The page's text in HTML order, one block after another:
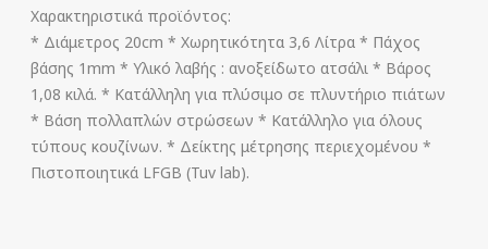
Χαρακτηριστικά προϊόντος:
* Διάμετρος 20cm * Χωρητικότητα 3,6 Λίτρα * Πάχος
βάσης 1mm * Υλικό λαβής : ανοξείδωτο ατσάλι * Βάρος
1,08 κιλά. * Κατάλληλη για πλύσιμο σε πλυντήριο πιάτων
* Βάση πολλαπλών στρώσεων * Κατάλληλο για όλους
τύπους κουζίνων. * Δείκτης μέτρησης περιεχομένου *
Πιστοποιητικά LFGB (Tuv lab).